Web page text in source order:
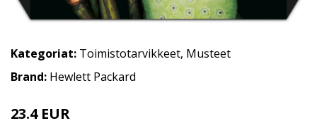
Kategoriat: Toimistotarvikkeet, Musteet
Brand: Hewlett Packard
23.4 EUR